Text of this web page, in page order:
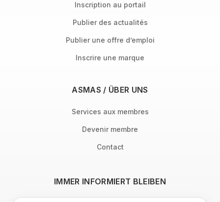
Inscription au portail
Publier des actualités
Publier une offre d’emploi
Inscrire une marque
ASMAS / ÜBER UNS
Services aux membres
Devenir membre
Contact
IMMER INFORMIERT BLEIBEN